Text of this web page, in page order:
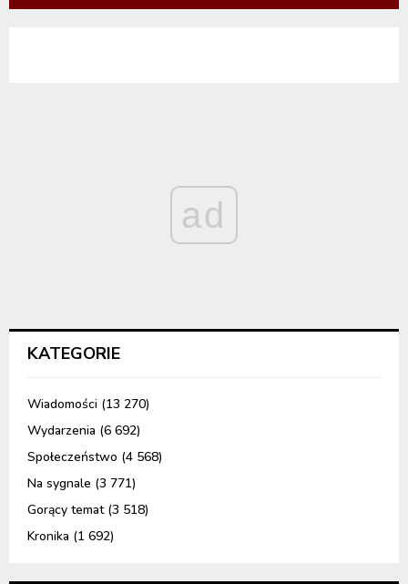
ad
KATEGORIE
Wiadomości (13 270)
Wydarzenia (6 692)
Społeczeństwo (4 568)
Na sygnale (3 771)
Gorący temat(3 518)
Kronika (1 692)